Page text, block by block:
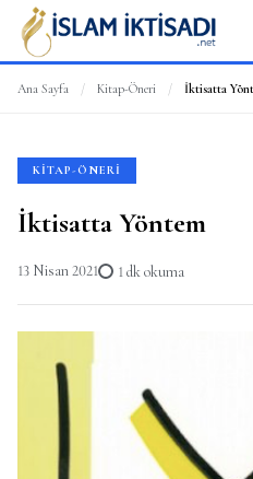
Ana Sayfa / Kitap-Öneri / İktisatta
KITAP-ÖNERI
İktisatta Yöntem
13 Nisan 2021 1 dk okuma